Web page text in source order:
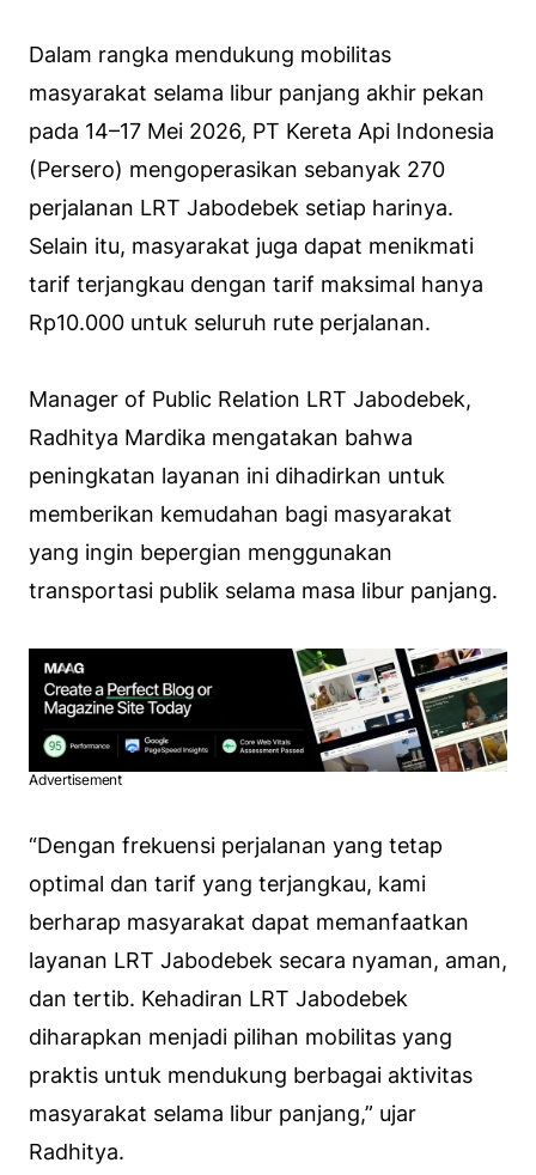
Dalam rangka mendukung mobilitas
masyarakat selama libur panjang akhir pekan
pada 14–17 Mei 2026, PT Kereta Api Indonesia
(Persero) mengoperasikan sebanyak 270
perjalanan LRT Jabodebek setiap harinya.
Selain itu, masyarakat juga dapat menikmati
tarif terjangkau dengan tarif maksimal hanya
Rp10.000 untuk seluruh rute perjalanan.
Manager of Public Relation LRT Jabodebek,
Radhitya Mardika mengatakan bahwa
peningkatan layanan ini dihadirkan untuk
memberikan kemudahan bagi masyarakat
yang ingin bepergian menggunakan
transportasi publik selama masa libur panjang.
Advertisement
“Dengan frekuensi perjalanan yang tetap
optimal dan tarif yang terjangkau, kami
berharap masyarakat dapat memanfaatkan
layanan LRT Jabodebek secara nyaman, aman,
dan tertib. Kehadiran LRT Jabodebek
diharapkan menjadi pilihan mobilitas yang
praktis untuk mendukung berbagai aktivitas
masyarakat selama libur panjang,” ujar
Radhitya.